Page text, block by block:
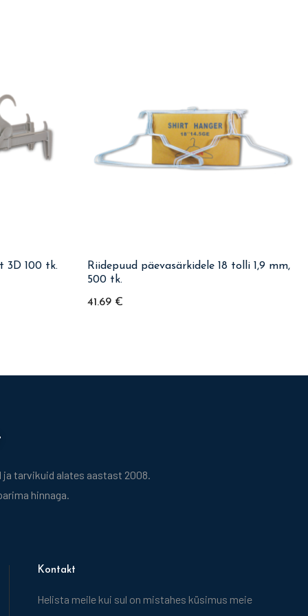
3D 100 tk.
Riidepuud päevasärkidele 18 tolli 1,9 mm,
500 tk.
41.69 €
tarvikuid alates aastast 2008.
hinnaga.
Kontakt
Helista meile kui sul on mistahes küsimus meie